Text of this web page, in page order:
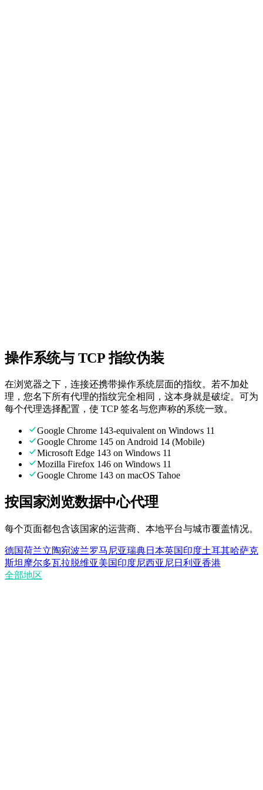
操作系统与 TCP 指纹伪装
在浏览器之下，连接还携带操作系统层面的指纹。若不加处
理，您名下所有代理的指纹完全相同，这本身就是破绽。可为
每个代理选择配置，使 TCP 签名与您声称的系统一致。
Google Chrome 143-equivalent on Windows 11
Google Chrome 145 on Android 14 (Mobile)
Microsoft Edge 143 on Windows 11
Mozilla Firefox 146 on Windows 11
Google Chrome 143 on macOS Tahoe
按国家浏览数据中心代理
每个页面都包含该国家的运营商、本地平台与城市覆盖情况。
德国荷兰立陶宛波兰罗马尼亚瑞典日本英国印度土耳其哈萨克
斯坦 摩尔多瓦拉脱维亚美国印度尼西亚 尼日利亚香港
全部地区